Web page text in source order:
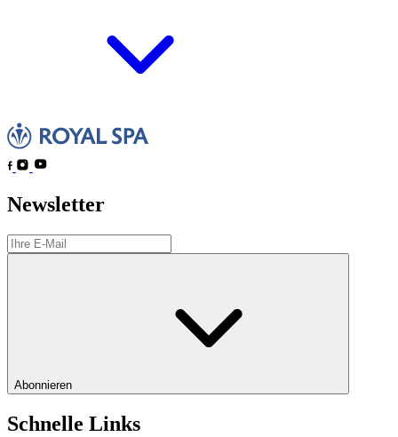
Newsletter
Abonnieren
Schnelle Links